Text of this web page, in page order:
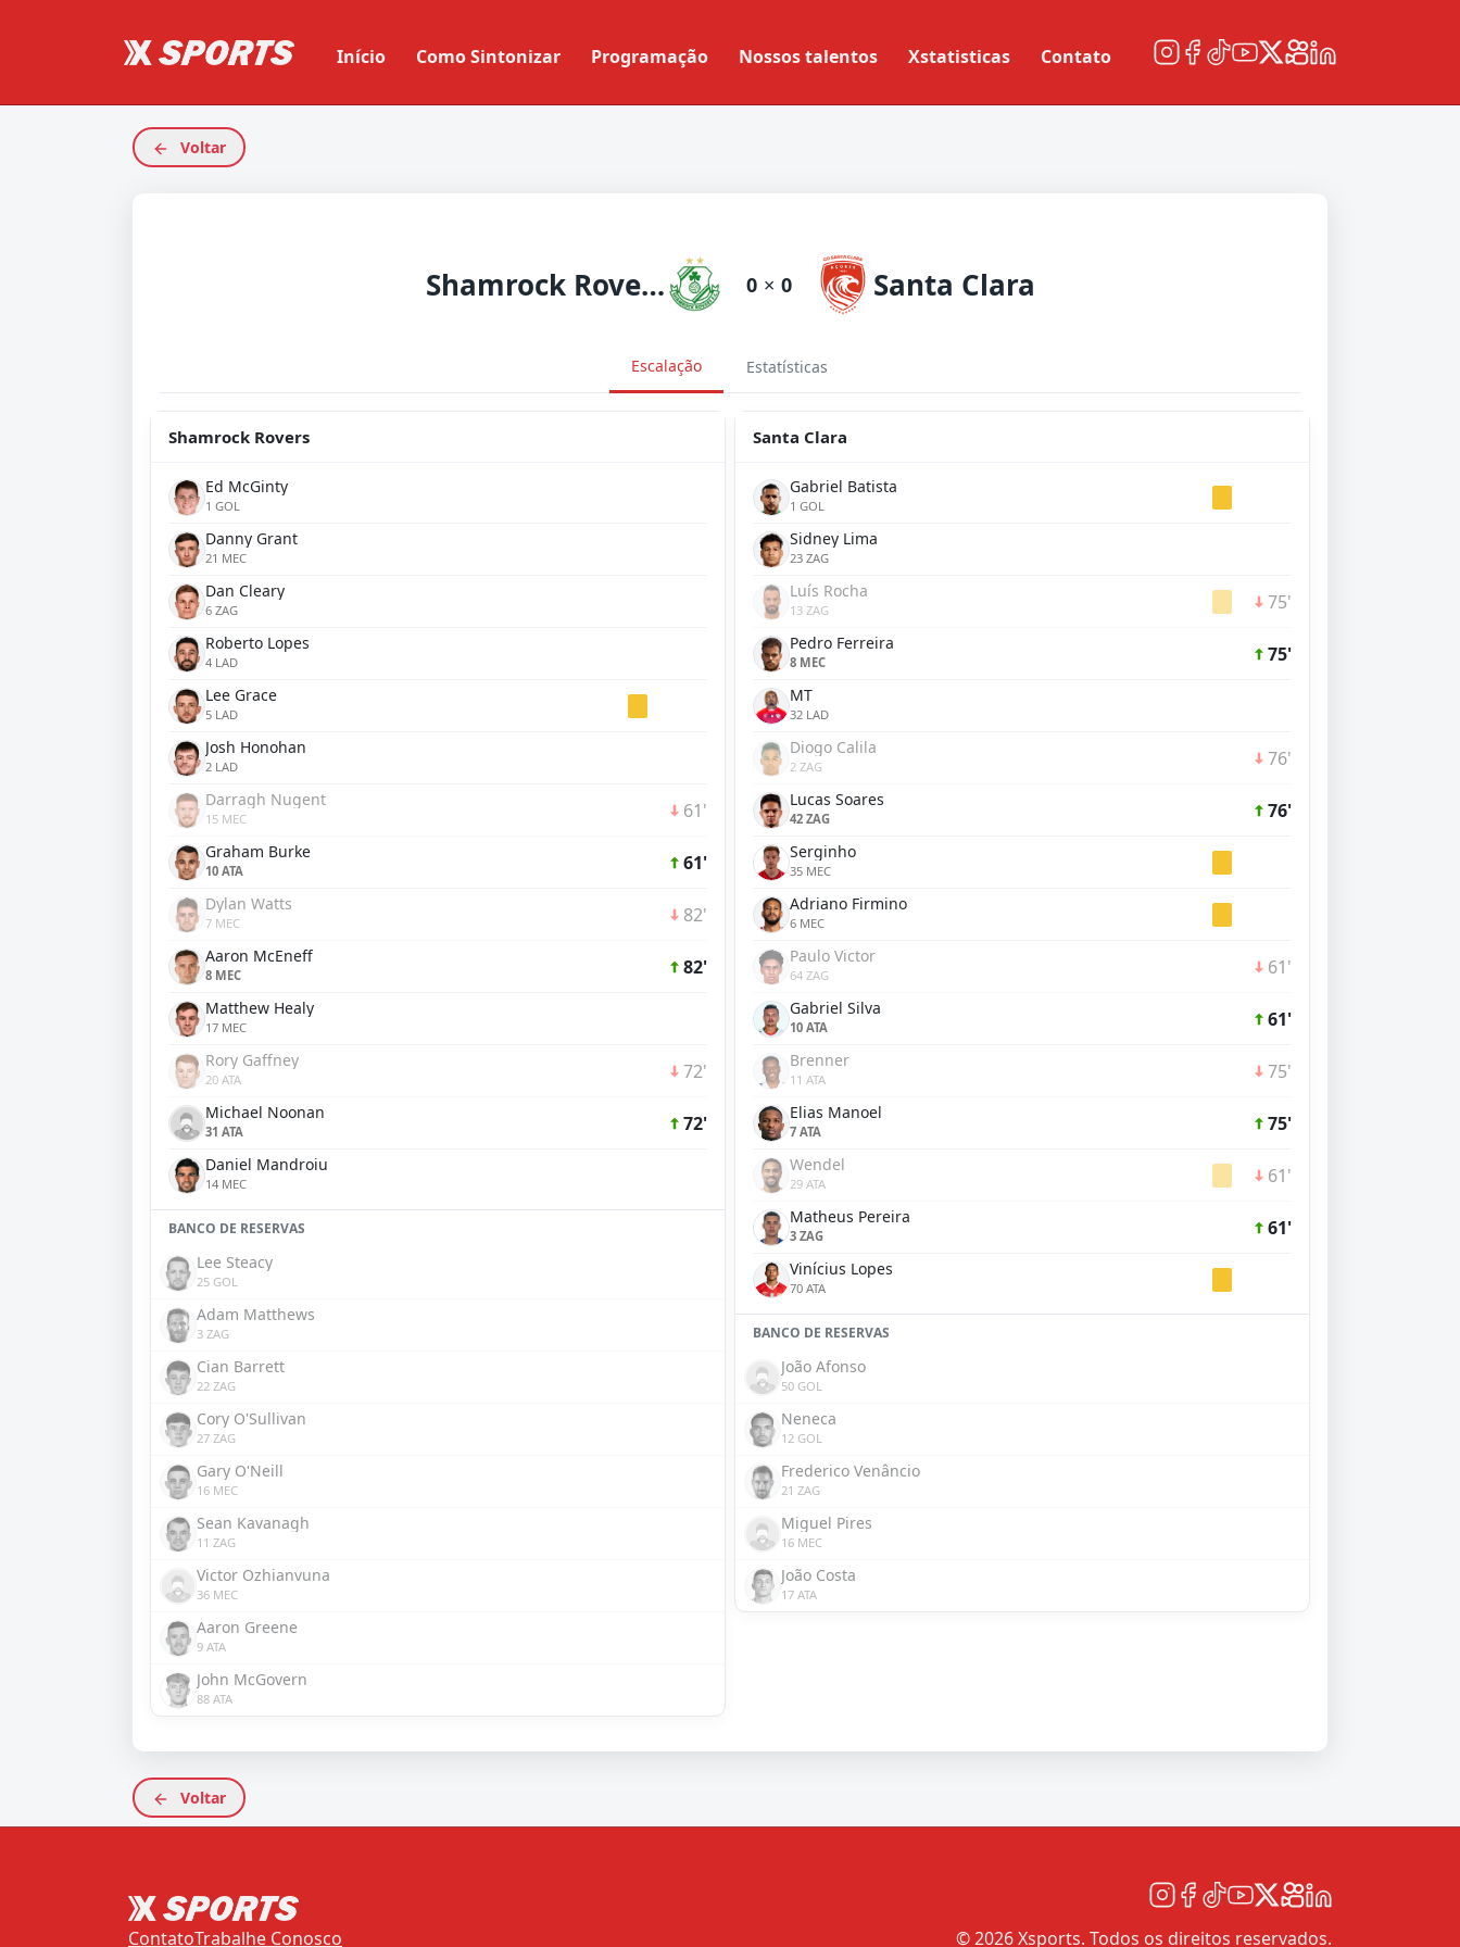
Início Como Sintonizar Programação Nossos talentos Xstatisticas Contato
Voltar
Shamrock Rovers 0 × 0 Santa Clara
Escalação Estatísticas
Shamrock Rovers
Ed McGinty
1 GOL
Danny Grant
21 MEC
Dan Cleary
6 ZAG
Roberto Lopes
4 LAD
Lee Grace
5 LAD
Josh Honohan
2 LAD
Darragh Nugent
15 MEC 61'
Graham Burke
10 ATA 61'
Dylan Watts
7 MEC 82'
Aaron McEneff
8 MEC 82'
Matthew Healy
17 MEC
Rory Gaffney
20 ATA 72'
Michael Noonan
31 ATA 72'
Daniel Mandroiu
14 MEC
BANCO DE RESERVAS
Lee Steacy
25 GOL
Adam Matthews
3 ZAG
Cian Barrett
22 ZAG
Cory O'Sullivan
27 ZAG
Gary O'Neill
16 MEC
Sean Kavanagh
11 ZAG
Victor Ozhianvuna
36 MEC
Aaron Greene
9 ATA
John McGovern
88 ATA
Santa Clara
Gabriel Batista
1 GOL
Sidney Lima
23 ZAG
Luís Rocha
13 ZAG 75'
Pedro Ferreira
8 MEC 75'
MT
32 LAD
Diogo Calila
2 ZAG 76'
Lucas Soares
42 ZAG 76'
Serginho
35 MEC
Adriano Firmino
6 MEC
Paulo Victor
64 ZAG 61'
Gabriel Silva
10 ATA 61'
Brenner
11 ATA 75'
Elias Manoel
7 ATA 75'
Wendel
29 ATA 61'
Matheus Pereira
3 ZAG 61'
Vinícius Lopes
70 ATA
BANCO DE RESERVAS
João Afonso
50 GOL
Neneca
12 GOL
Frederico Venâncio
21 ZAG
Miguel Pires
16 MEC
João Costa
17 ATA
Voltar
ContatoTrabalhe Conosco © 2026 Xsports. Todos os direitos reservados.